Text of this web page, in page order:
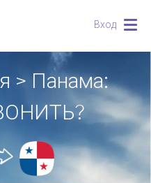
Вход
> Панама: